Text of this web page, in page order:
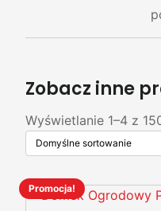
Zobacz inne
Wyświetlanie 1–4 z
Promocja!
Ten